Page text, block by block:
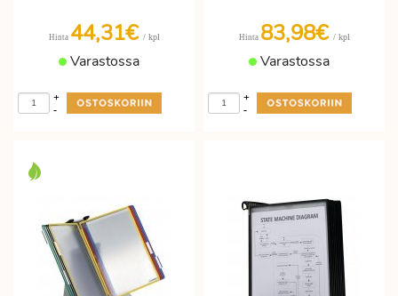
Hinta 44,31€ / kpl
Varastossa
-
+
Hinta 83,98€ / kpl
Varastossa
-
+